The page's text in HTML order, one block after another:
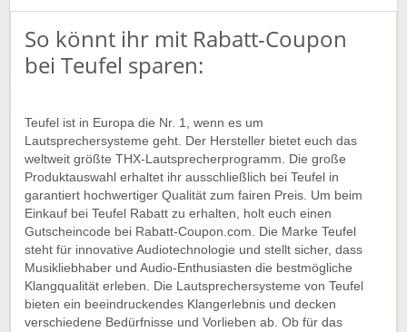
So könnt ihr mit Rabatt-Coupon
bei Teufel sparen:
Teufel ist in Europa die Nr. 1, wenn es um
Lautsprechersysteme geht. Der Hersteller bietet euch das
weltweit größte THX-Lautsprecherprogramm. Die große
Produktauswahl erhaltet ihr ausschließlich bei Teufel in
garantiert hochwertiger Qualität zum fairen Preis. Um beim
Einkauf bei Teufel Rabatt zu erhalten, holt euch einen
Gutscheincode bei Rabatt-Coupon.com. Die Marke Teufel
steht für innovative Audiotechnologie und stellt sicher, dass
Musikliebhaber und Audio-Enthusiasten die bestmögliche
Klangqualität erleben. Die Lautsprechersysteme von Teufel
bieten ein beeindruckendes Klangerlebnis und decken
verschiedene Bedürfnisse und Vorlieben ab. Ob für das